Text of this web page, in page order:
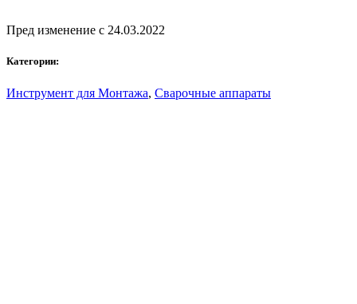
Пред изменение с 24.03.2022
Категории:
Инструмент для Монтажа, Сварочные аппараты